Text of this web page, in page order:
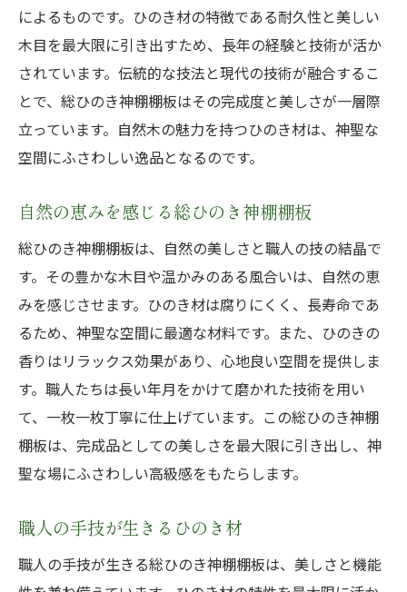
によるものです。ひのき材の特徴である耐久性と美しい
木目を最大限に引き出すため、長年の経験と技術が活か
されています。伝統的な技法と現代の技術が融合するこ
とで、総ひのき神棚棚板はその完成度と美しさが一層際
立っています。自然木の魅力を持つひのき材は、神聖な
空間にふさわしい逸品となるのです。
自然の恵みを感じる総ひのき神棚棚板
総ひのき神棚棚板は、自然の美しさと職人の技の結晶で
す。その豊かな木目や温かみのある風合いは、自然の恵
みを感じさせます。ひのき材は腐りにくく、長寿命であ
るため、神聖な空間に最適な材料です。また、ひのきの
香りはリラックス効果があり、心地良い空間を提供しま
す。職人たちは長い年月をかけて磨かれた技術を用い
て、一枚一枚丁寧に仕上げています。この総ひのき神棚
棚板は、完成品としての美しさを最大限に引き出し、神
聖な場にふさわしい高級感をもたらします。
職人の手技が生きるひのき材
職人の手技が生きる総ひのき神棚棚板は、美しさと機能